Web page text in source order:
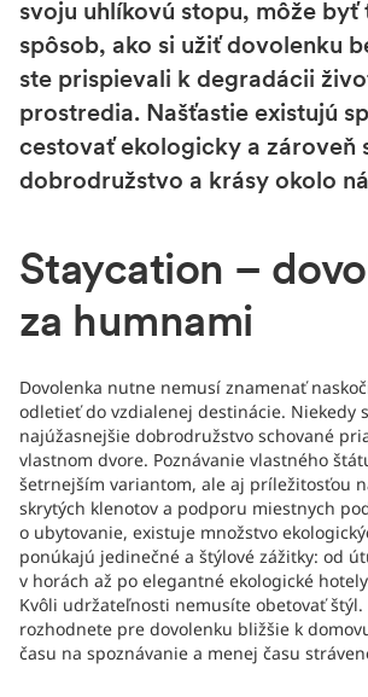
svoju uhlíkovú stopu, môže byť
spôsob, ako si užiť dovolenku
ste prispievali k degradácii
prostredia. Našťastie existujú
cestovať ekologicky a zároveň
dobrodružstvo a krásy okolo
Staycation –
za humnami
Dovolenka nutne nemusí znamenať
odletieť do vzdialenej destinácie. Niekedy
najúžasnejšie dobrodružstvo schované
vlastnom dvore. Poznávanie vlastného
šetrnejším variantom, ale aj príležitosťou
skrytých klenotov a podporu miestnych
o ubytovanie, existuje množstvo
ponúkajú jedinečné a štýlové zážitky: od
v horách až po elegantné ekologické
Kvôli udržateľnosti nemusíte obetovať štýl.
rozhodnete pre dovolenku bližšie k
času na spoznávanie a menej času